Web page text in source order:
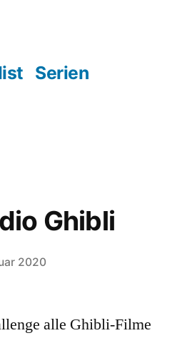
Serien
Ghibli
2020
alle Ghibli-Filme